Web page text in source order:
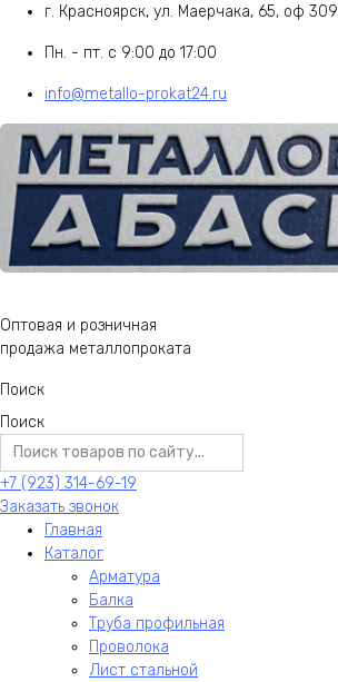
г. Красноярск, ул. Маерчака, 65, оф 309
Пн. - пт. с 9:00 до 17:00
info@metallo-prokat24.ru
Оптовая и розничная
продажа металлопроката
Поиск
Поиск
+7 (923) 314-69-19
Заказать звонок
Главная
Каталог
Арматура
Балка
Труба профильная
Проволока
Лист стальной